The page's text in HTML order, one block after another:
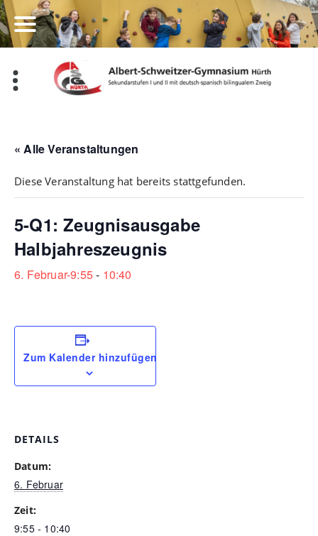
Zum
Inhalt
springen
« Alle Veranstaltungen
Diese Veranstaltung hat bereits stattgefunden.
5-Q1: Zeugnisausgabe
Halbjahreszeugnis
6. Februar-9:55- 10:40
Zum Kalender hinzufügen
DETAILS
Datum:
6. Februar
Zeit:
9:55 - 10:40